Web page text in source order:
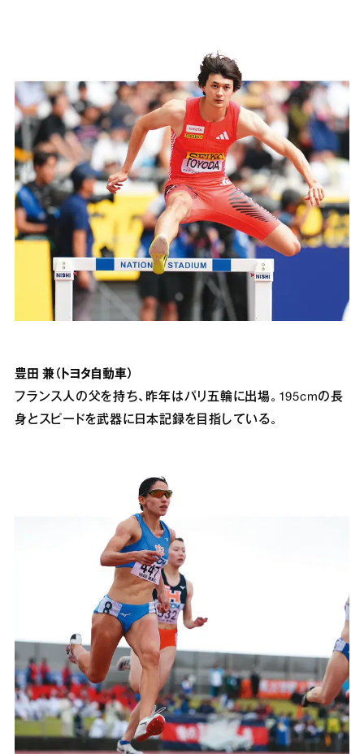
豊田 兼（トヨタ自動車）
フランス人の父を持ち、昨年はパリ五輪に出場。195cmの長
身とスピードを武器に日本記録を目指している。